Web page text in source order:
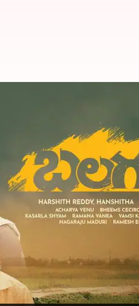
ఈసారి ఏకంగా
చాలా అరుదుగా
మధ్య కాలంలో ఈ అదృష్టం
గా పరిచయమైన వేణు,
పల్లెటూరి